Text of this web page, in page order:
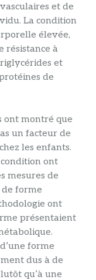
et de
La condition
élevée,
résistance à
et
de
ont montré que
un facteur de
les enfants.
ont
mesures de
forme
ont
présentaient
forme
dus à de
qu’à une